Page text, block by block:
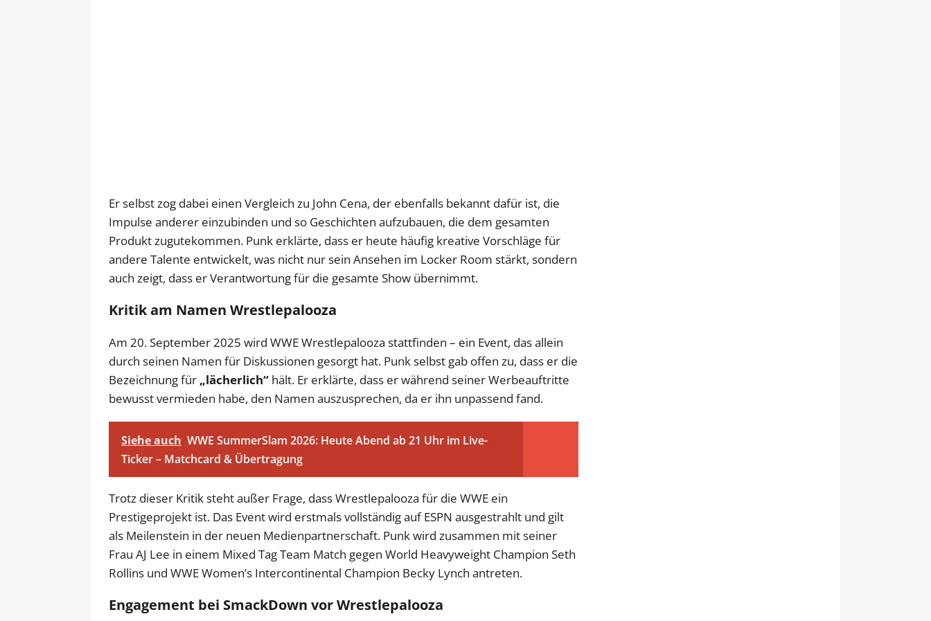
Er selbst zog dabei einen Vergleich zu John Cena, der ebenfalls bekannt dafür ist, die
Impulse anderer einzubinden und so Geschichten aufzubauen, die dem gesamten
Produkt zugutekommen. Punk erklärte, dass er heute häufig kreative Vorschläge für
andere Talente entwickelt, was nicht nur sein Ansehen im Locker Room stärkt, sondern
auch zeigt, dass er Verantwortung für die gesamte Show übernimmt.
Kritik am Namen Wrestlepalooza
Am 20. September 2025 wird WWE Wrestlepalooza stattfinden – ein Event, das allein
durch seinen Namen für Diskussionen gesorgt hat. Punk selbst gab offen zu, dass er die
Bezeichnung für „lächerlich“ hält. Er erklärte, dass er während seiner Werbeauftritte
bewusst vermieden habe, den Namen auszusprechen, da er ihn unpassend fand.
Siehe auch WWE SummerSlam 2026: Heute Abend ab 21 Uhr im Live-
Ticker – Matchcard & Übertragung
Trotz dieser Kritik steht außer Frage, dass Wrestlepalooza für die WWE ein
Prestigeprojekt ist. Das Event wird erstmals vollständig auf ESPN ausgestrahlt und gilt
als Meilenstein in der neuen Medienpartnerschaft. Punk wird zusammen mit seiner
Frau AJ Lee in einem Mixed Tag Team Match gegen World Heavyweight Champion Seth
Rollins und WWE Women’s Intercontinental Champion Becky Lynch antreten.
Engagement bei SmackDown vor Wrestlepalooza